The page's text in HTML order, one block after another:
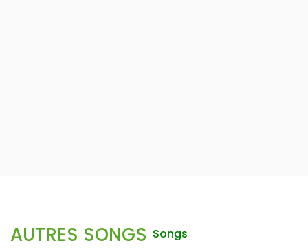
AUTRES SONGS Songs